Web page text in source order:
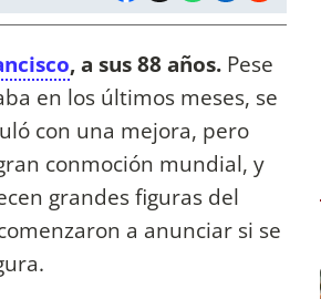
, a sus 88 años. Pese
en los últimos meses, se
con una mejora, pero
conmoción mundial, y
grandes figuras del
a anunciar si se